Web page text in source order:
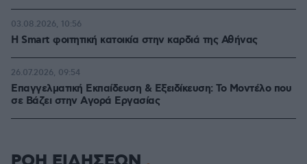
Η Smart φοιτητική κατοικία στην καρδιά της Αθήνας
03.08.2026, 10:56
Επαγγελματική Εκπαίδευση & Εξειδίκευση: Το Mοντέλο που
σε Bάζει στην Aγορά Eργασίας
26.07.2026, 09:54